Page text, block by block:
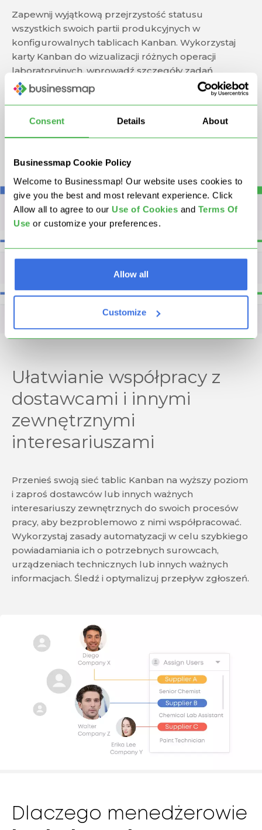
Consent Details About
Businessmap Cookie Policy
Welcome to Businessmap! Our website uses cookies to
give you the best and most relevant experience. Click
Allow all to agree to our Use of Cookies and Terms Of
Use or customize your preferences.
Allow all
Customize
Zapewnij wyjątkową przejrzystość statusu
wszystkich swoich partii produkcyjnych w
konfigurowalnych tablicach Kanban. Wykorzystaj
karty Kanban do wizualizacji różnych operacji
laboratoryjnych, wprowadź szczegóły zadań
operacyjnych i nadaj im odpowiednie priorytety.
Śledź czasy rozpoczęcia i zakończenia pracy
powiadomienia dla chemików lub innych członków
zespołu, kiedy terminy zostaną osiągnięte.
Ułatwianie współpracy z
dostawcami i innymi
zewnętrznymi
interesariuszami
Przenieś swoją sieć tablic Kanban na wyższy poziom
i zaproś dostawców lub innych ważnych
interesariuszy zewnętrznych do swoich procesów
pracy, aby bezproblemowo z nimi współpracować.
Wykorzystaj zasady automatyzacji w celu szybkiego
powiadamiania ich o potrzebnych surowcach,
urządzeniach technicznych lub innych ważnych
informacjach. Śledź i optymalizuj przepływ zgłoszeń.
Dlaczego menedżerowie